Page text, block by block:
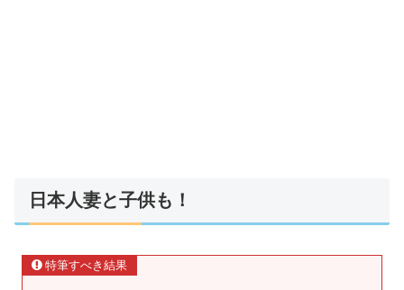
日本人妻と子供も！
特筆すべき結果